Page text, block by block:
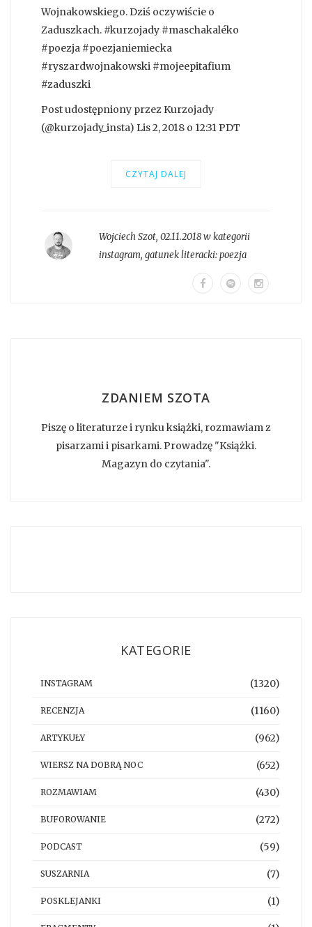
Wojnakowskiego. Dziś oczywiście o
Zaduszkach. #kurzojady #maschakaléko
#poezja #poezjaniemiecka
#ryszardwojnakowski #mojeepitafium
#zaduszki
Post udostępniony przez Kurzojady
(@kurzojady_insta) Lis 2, 2018 o 12:31 PDT
CZYTAJ DALEJ
Wojciech Szot, 02.11.2018 w kategorii
instagram, gatunek literacki:poezja
ZDANIEM SZOTA
Piszę o literaturze i rynku książki, rozmawiam z
pisarzami i pisarkami. Prowadzę "Książki.
Magazyn do czytania".
KATEGORIE
INSTAGRAM (1320)
RECENZJA (1160)
ARTYKUŁY (962)
WIERSZ NA DOBRĄ NOC (652)
ROZMAWIAM (430)
BUFOROWANIE (272)
PODCAST (59)
SUSZARNIA (7)
POSKLEJANKI (1)